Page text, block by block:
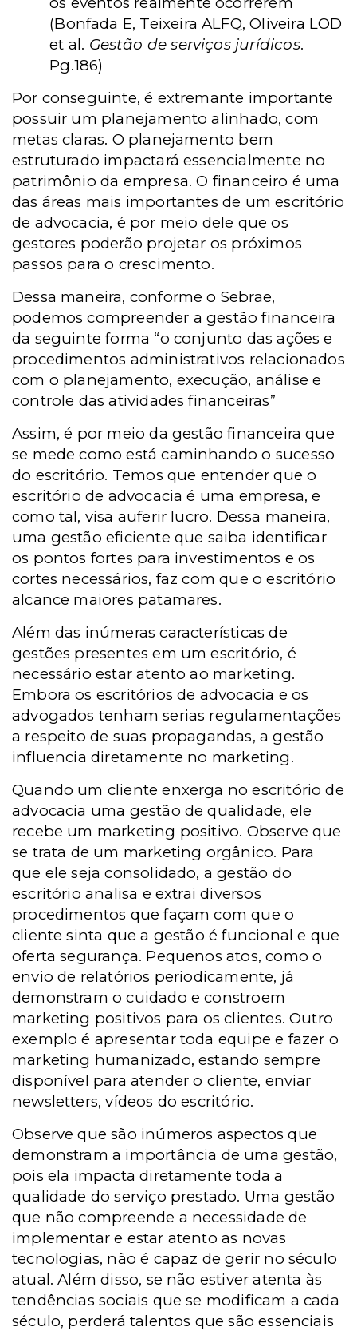
(Bonfada E, Teixeira ALFQ, Oliveira LOD
et al. Gestão de serviços jurídicos.
Pg.186)
Por conseguinte, é extremante importante
possuir um planejamento alinhado, com
metas claras. O planejamento bem
estruturado impactará essencialmente no
patrimônio da empresa. O financeiro é uma
das áreas mais importantes de um escritório
de advocacia, é por meio dele que os
gestores poderão projetar os próximos
passos para o crescimento.
Dessa maneira, conforme o Sebrae,
podemos compreender a gestão financeira
da seguinte forma “o conjunto das ações e
procedimentos administrativos relacionados
com o planejamento, execução, análise e
controle das atividades financeiras”
Assim, é por meio da gestão financeira que
se mede como está caminhando o sucesso
do escritório. Temos que entender que o
escritório de advocacia é uma empresa, e
como tal, visa auferir lucro. Dessa maneira,
uma gestão eficiente que saiba identificar
os pontos fortes para investimentos e os
cortes necessários, faz com que o escritório
alcance maiores patamares.
Além das inúmeras características de
gestões presentes em um escritório, é
necessário estar atento ao marketing.
Embora os escritórios de advocacia e os
advogados tenham serias regulamentações
a respeito de suas propagandas, a gestão
influencia diretamente no marketing.
Quando um cliente enxerga no escritório de
advocacia uma gestão de qualidade, ele
recebe um marketing positivo. Observe que
se trata de um marketing orgânico. Para
que ele seja consolidado, a gestão do
escritório analisa e extrai diversos
procedimentos que façam com que o
cliente sinta que a gestão é funcional e que
oferta segurança. Pequenos atos, como o
envio de relatórios periodicamente, já
demonstram o cuidado e constroem
marketing positivos para os clientes. Outro
exemplo é apresentar toda equipe e fazer o
marketing humanizado, estando sempre
disponível para atender o cliente, enviar
newsletters, vídeos do escritório.
Observe que são inúmeros aspectos que
demonstram a importância de uma gestão,
pois ela impacta diretamente toda a
qualidade do serviço prestado. Uma gestão
que não compreende a necessidade de
implementar e estar atento as novas
tecnologias, não é capaz de gerir no século
atual. Além disso, se não estiver atenta às
tendências sociais que se modificam a cada
século, perderá talentos que são essenciais